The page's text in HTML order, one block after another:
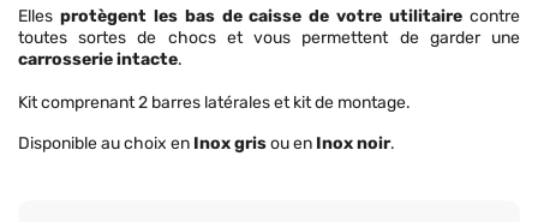
Elles protègent les bas de caisse de votre utilitaire contre
toutes sortes de chocs et vous permettent de garder une
carrosserie intacte.
Kit comprenant 2 barres latérales et kit de montage.
Disponible au choix en Inox grisou en Inox noir.